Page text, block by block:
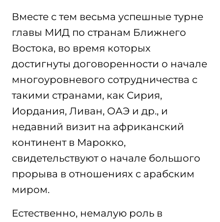
Вместе с тем весьма успешные турне
главы МИД по странам Ближнего
Востока, во время которых
достигнуты договоренности о начале
многоуровневого сотрудничества с
такими странами, как Сирия,
Иордания, Ливан, ОАЭ и др., и
недавний визит на африканский
континент в Марокко,
свидетельствуют о начале большого
прорыва в отношениях с арабским
миром.
Естественно, немалую роль в